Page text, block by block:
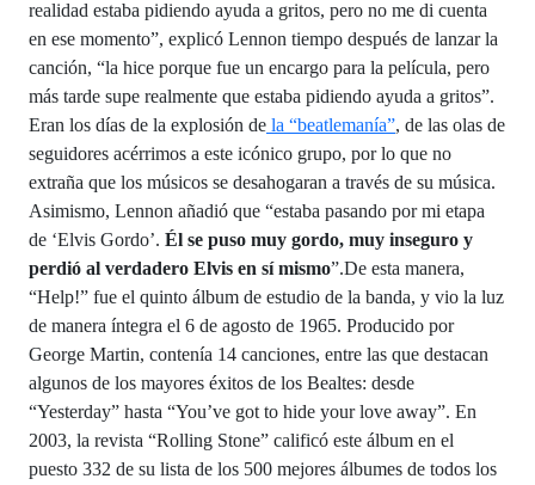
realidad estaba pidiendo ayuda a gritos, pero no me di cuenta
en ese momento”, explicó Lennon tiempo después de lanzar la
canción, “la hice porque fue un encargo para la película, pero
más tarde supe realmente que estaba pidiendo ayuda a gritos”.
Eran los días de la explosión de la “beatlemanía”, de las olas de
seguidores acérrimos a este icónico grupo, por lo que no
extraña que los músicos se desahogaran a través de su música.
Asimismo, Lennon añadió que “estaba pasando por mi etapa
de ‘Elvis Gordo’. Él se puso muy gordo, muy inseguro y
perdió al verdadero Elvis en sí mismo”.De esta manera,
“Help!” fue el quinto álbum de estudio de la banda, y vio la luz
de manera íntegra el 6 de agosto de 1965. Producido por
George Martin, contenía 14 canciones, entre las que destacan
algunos de los mayores éxitos de los Bealtes: desde
“Yesterday” hasta “You’ve got to hide your love away”. En
2003, la revista “Rolling Stone” calificó este álbum en el
puesto 332 de su lista de los 500 mejores álbumes de todos los